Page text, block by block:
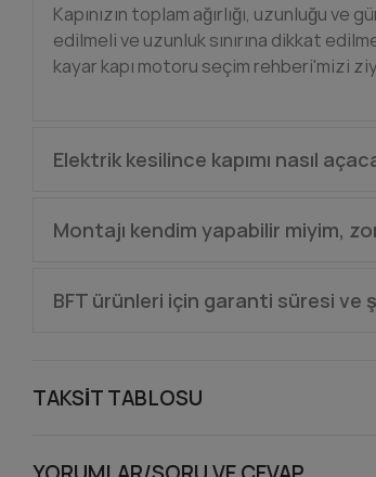
Kapınızın toplam ağırlığı, uzunluğu
edilmeli ve uzunluk sınırına dikkat
kayar kapı motoru seçim rehberi'mizi
Elektrik kesilince kapımı nasıl
BFT kayar kapı motoru modellerinin
moda alabilir ve kapıyı elle itebilirsiniz.
Montajı kendim yapabilir miyim,
Montaj, kaynak ve elektrik bilgisi
öneririz. Yada bizlerden ürünle birlikte
BFT ürünleri için garanti süresi ve
oluşması halinde ürün sizler
yapılıp size tarafımızca ücretsiz
TAKSIT TABLOSU